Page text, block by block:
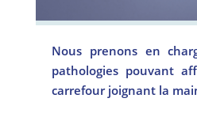
Nous prenons en
pathologies pouvant
carrefour joignant la